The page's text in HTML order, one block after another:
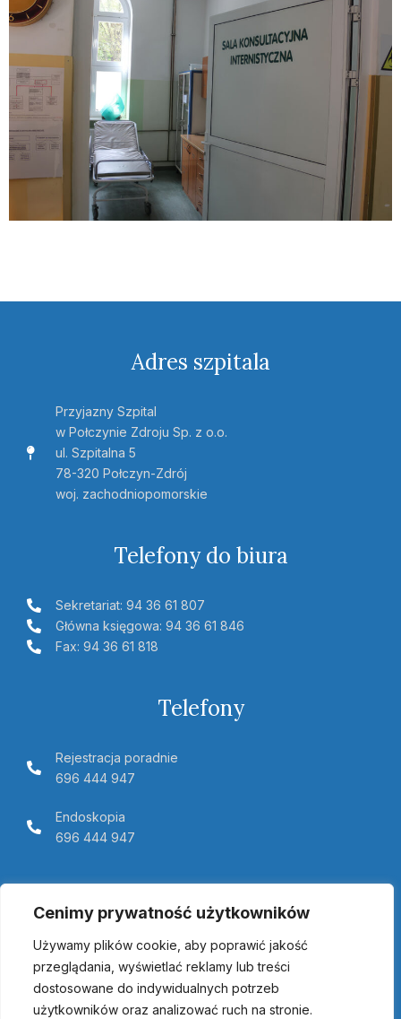
Cenimy prywatność użytkowników
Używamy plików cookie, aby poprawić jakość
przeglądania, wyświetlać reklamy lub treści
dostosowane do indywidualnych potrzeb
użytkowników oraz analizować ruch na stronie.
Adres szpitala
Przyjazny Szpital
w Połczynie Zdroju Sp. z o.o.
ul. Szpitalna 5
78-320 Połczyn-Zdrój
woj. zachodniopomorskie
Telefony do biura
Sekretariat: 94 36 61 807
Główna księgowa: 94 36 61 846
Fax: 94 36 61 818
Telefony
Rejestracja poradnie
696 444 947
Endoskopia
696 444 947
Telemedycyna Pomerania